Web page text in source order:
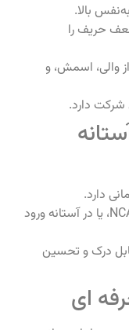
بالا.
حریف را
والی، اسمش، و
شرکت دارد.
آستانه
دارد.
معمولاً مربی، بازیکن دانشگاهی NCAA، یا در آستانه ورود
درک و تحسین